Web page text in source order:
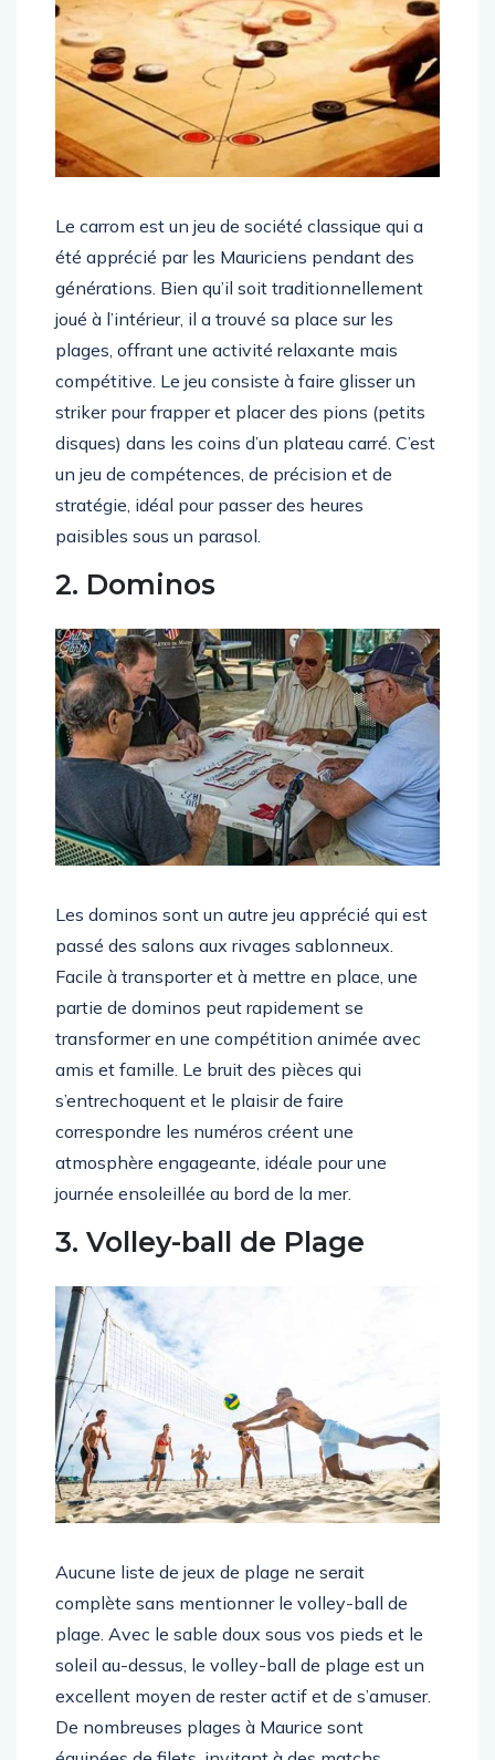
Le carrom est un jeu de société classique qui a
été apprécié par les Mauriciens pendant des
générations. Bien qu’il soit traditionnellement
joué à l’intérieur, il a trouvé sa place sur les
plages, offrant une activité relaxante mais
compétitive. Le jeu consiste à faire glisser un
striker pour frapper et placer des pions (petits
disques) dans les coins d’un plateau carré. C’est
un jeu de compétences, de précision et de
stratégie, idéal pour passer des heures
paisibles sous un parasol.
2. Dominos
Les dominos sont un autre jeu apprécié qui est
passé des salons aux rivages sablonneux.
Facile à transporter et à mettre en place, une
partie de dominos peut rapidement se
transformer en une compétition animée avec
amis et famille. Le bruit des pièces qui
s’entrechoquent et le plaisir de faire
correspondre les numéros créent une
atmosphère engageante, idéale pour une
journée ensoleillée au bord de la mer.
3. Volley-ball de Plage
Aucune liste de jeux de plage ne serait
complète sans mentionner le volley-ball de
plage. Avec le sable doux sous vos pieds et le
soleil au-dessus, le volley-ball de plage est un
excellent moyen de rester actif et de s’amuser.
De nombreuses plages à Maurice sont